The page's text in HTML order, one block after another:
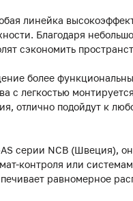
линейка
Благодаря
сэкономить
более
с легкостью
отлично подойдут к
серии NCB (Швеция),
контроля или
равномерное